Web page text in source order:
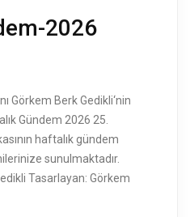
2026
Görkem Berk Gedikli‘nin
Gündem 2026 25.
haftalık gündem
sunulmaktadır.
Tasarlayan: Görkem